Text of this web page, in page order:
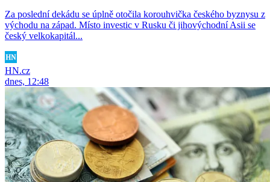
Za poslední dekádu se úplně otočila korouhvička českého byznysu z
východu na západ. Místo investic v Rusku či jihovýchodní Asii se
český velkokapitál...
HN.cz
dnes, 12:48